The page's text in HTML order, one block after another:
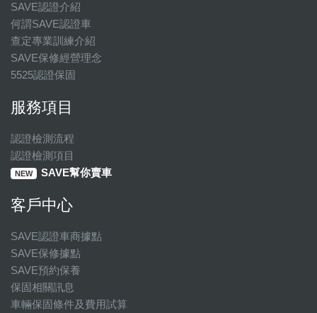
SAVE認證介紹
何謂SAVE認證車
查定專業訓練介紹
SAVE保修經營理念
5525認證保固
服務項目
認證檢測流程
認證檢測項目
NEW SAVE幫你賣車
客戶中心
SAVE認證車商據點
SAVE保修據點
SAVE預約保養
保固相關訊息
車輛保固條件及費用試算